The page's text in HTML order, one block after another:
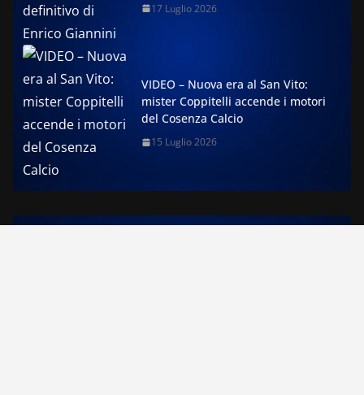
17 Luglio 2026
VIDEO – Nuova era al San Vito:
mister Coppitelli accende i motori
del Cosenza Calcio
15 Luglio 2026